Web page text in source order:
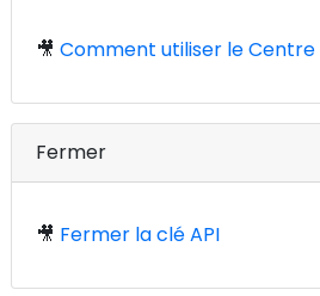
🎥 Comment utiliser le Centre
Fermer
🎥 Fermer la clé API